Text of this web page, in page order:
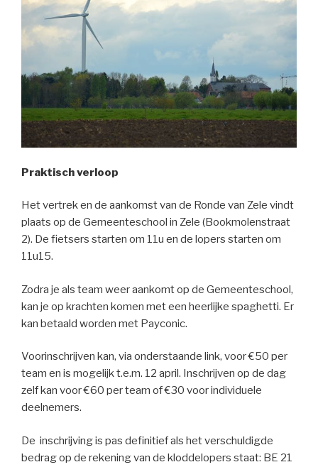
Praktisch verloop
Het vertrek en de aankomst van de Ronde van Zele vindt
plaats op de Gemeenteschool in Zele (Bookmolenstraat
2). De fietsers starten om 11u en de lopers starten om
11u15.
Zodra je als team weer aankomt op de Gemeenteschool,
kan je op krachten komen met een heerlijke spaghetti. Er
kan betaald worden met Payconic.
Voorinschrijven kan, via onderstaande link, voor €50 per
team en is mogelijk t.e.m. 12 april. Inschrijven op de dag
zelf kan voor €60 per team of €30 voor individuele
deelnemers.
De inschrijving is pas definitief als het verschuldigde
bedrag op de rekening van de kloddelopers staat: BE 21